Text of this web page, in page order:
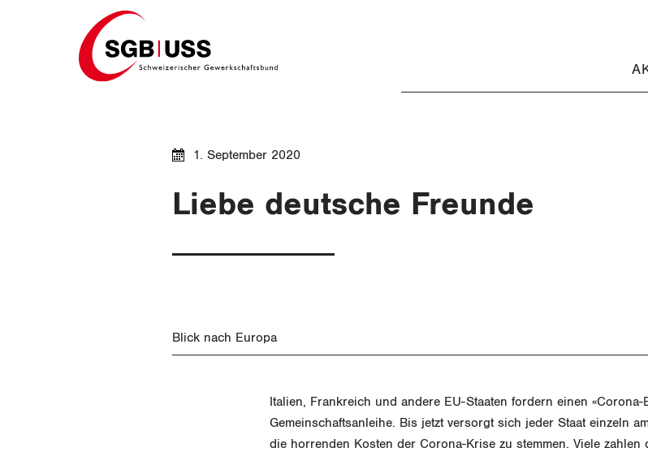
Home
1. September 2020
Liebe deutsche Freunde
Blick nach Europa
Italien, Frankreich und andere EU-Staaten fordern einen
Gemeinschaftsanleihe. Bis jetzt versorgt sich jeder Staat einzeln
die horrenden Kosten der Corona-Krise zu stemmen. Viele zahlen